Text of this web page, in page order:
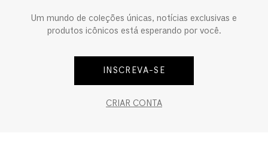
Um mundo de coleções únicas, notícias exclusivas e
produtos icônicos está esperando por você.
INSCREVA-SE
CRIAR CONTA